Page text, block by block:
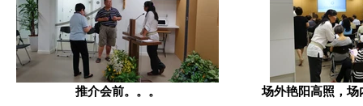
推介会前。。。 场外艳阳高照，场